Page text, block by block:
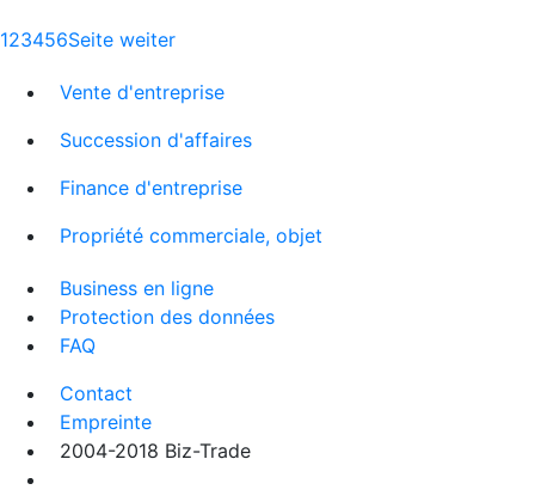
123456Seite weiter
Vente d'entreprise
Succession d'affaires
Finance d'entreprise
Propriété commerciale, objet
Business en ligne
Protection des données
FAQ
Contact
Empreinte
2004-2018 Biz-Trade